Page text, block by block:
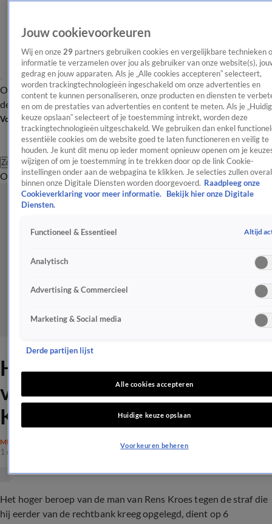
OverzichtAfleveringen Entertainment TV Algemeen
Tip
de redactieNieuwsbrief
Volg Shownieuws
Zoeken
OverzichtEntertainmentSpraakmakendRealityCrimeVideo's
Hoger beroep
verkrachtingszaak man Rens
Kroes dient volgende week
MISDAAD
1 dec 2023, 13:28
Het hoger beroep van de man van Rens Kroes tegen de straf die
hij eerder van de rechtbank kreeg opgelegd, dient op 6
Jouw cookievoorkeuren
Wij en onze 29 partners gebruiken cookies en vergelijkbare technieken
informatie te verzamelen over jou als gebruiker van onze website(s),
gedrag en jouw apparaten. Als je „Alle cookies accepteren” selecteert,
worden trackingtechnologieën ingeschakeld om onze advertenties en
content te kunnen personaliseren, onze producten en diensten te
en om de prestaties van advertenties en content te meten. Als je
keuze opslaan” selecteert of je toestemming intrekt, worden deze
trackingtechnologieën uitgeschakeld. We gebruiken dan enkel
essentiële cookies om de website goed te laten functioneren en veilig te
houden. Je kunt dit menu op ieder moment opnieuw openen om je
wijzigen of om je toestemming in te trekken door op de link Cookie-
instellingen onder aan de webpagina te klikken. Je selecties zullen overal
binnen onze Digitale Diensten worden doorgevoerd. Raadpleeg onze
Cookieverklaring voor meer informatie.
Bekijk hier onze Digitale
Diensten.
Functioneel & Essentieel Altijd
Analytisch
Advertising & Commercieel
Marketing & Social media
Derde partijen lijst
Alle cookies accepteren
Huidige keuze opslaan
Voorkeuren beheren